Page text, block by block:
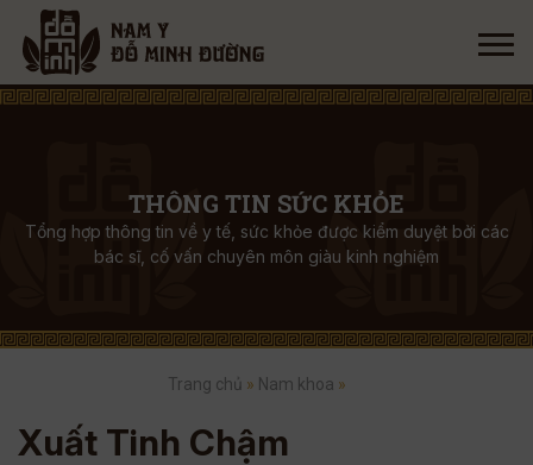
THÔNG TIN SỨC KHỎE
Tổng hợp thông tin về y tế, sức khỏe được kiểm duyệt bởi các
bác sĩ, cố vấn chuyên môn giàu kinh nghiệm
Trang chủ » Nam khoa »
Xuất Tinh Chậm